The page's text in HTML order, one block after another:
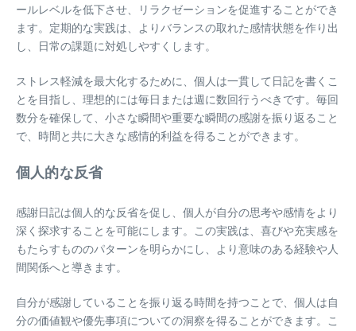
ールレベルを低下させ、リラクゼーションを促進することができ
ます。定期的な実践は、よりバランスの取れた感情状態を作り出
し、日常の課題に対処しやすくします。
ストレス軽減を最大化するために、個人は一貫して日記を書くこ
とを目指し、理想的には毎日または週に数回行うべきです。毎回
数分を確保して、小さな瞬間や重要な瞬間の感謝を振り返ること
で、時間と共に大きな感情的利益を得ることができます。
個人的な反省
感謝日記は個人的な反省を促し、個人が自分の思考や感情をより
深く探求することを可能にします。この実践は、喜びや充実感を
もたらすもののパターンを明らかにし、より意味のある経験や人
間関係へと導きます。
自分が感謝していることを振り返る時間を持つことで、個人は自
分の価値観や優先事項についての洞察を得ることができます。こ